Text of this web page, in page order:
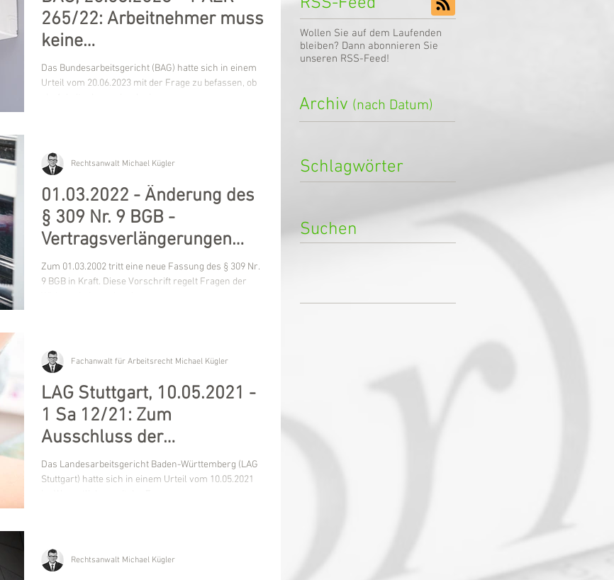
265/22: Arbeitnehmer muss
keine
Personalvermittlungsprovisi
on erstatten
Das Bundesarbeitsgericht (BAG) hatte sich in einem
Urteil vom 20.06.2023 mit der Frage zu befassen, ob
01.03.2022 - Änderung des
§ 309 Nr. 9 BGB -
Vertragsverlängerungen
durch AGB künftig enger
begrenzt
Zum 01.03.2002 tritt eine neue Fassung des § 309 Nr.
9 BGB in Kraft. Diese Vorschrift regelt Fragen der
Rechtsanwalt Michael Kügler
LAG Stuttgart, 10.05.2021 -
1 Sa 12/21: Zum
Ausschluss der
ordentlichen Kündigung für
37 Monate
Das Landesarbeitsgericht Baden-Württemberg (LAG
Stuttgart) hatte sich in einem Urteil vom 10.05.2021
Fachanwalt für Arbeitsrecht Michael Kügler
Rechtsanwalt Michael Kügler
Wollen Sie auf dem Laufenden
bleiben? Dann abonnieren Sie
unseren RSS-Feed!
Archiv (nach Datum)
Schlagwörter
Suchen